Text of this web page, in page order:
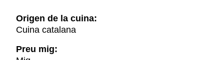
Origen de la cuina:
Cuina catalana
Preu mig: